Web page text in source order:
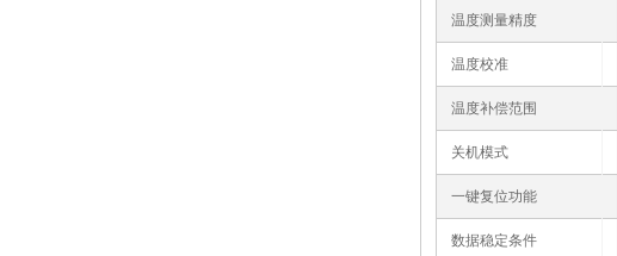
温度测量精度
温度校准
温度补偿范围
关机模式
一键复位功能
数据稳定条件